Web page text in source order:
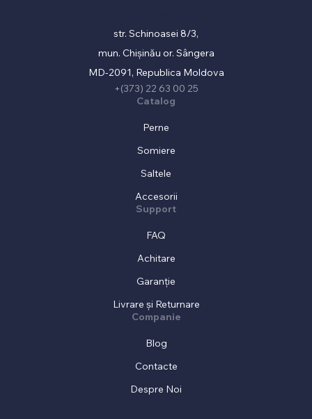
str. Schinoasei 8/3,
mun. Chișinău or. Sângera
MD-2091, Republica Moldova
+(373) 22 63 00 25
Catalog
Perne
Somiere
Saltele
Accesorii
Support
FAQ
Achitare
Garanție
Livrare și Returnare
Companie
Blog
Contacte
Despre Noi